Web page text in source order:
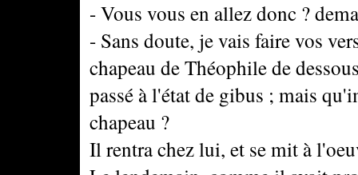
- Vous vous en allez donc ?
- Sans doute, je vais faire vos
chapeau de Théophile de
passé à l'état de gibus ; mais
chapeau ?
Il rentra chez lui, et se mit à